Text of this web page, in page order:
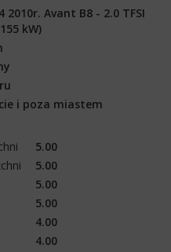
2010r. Avant B8 - 2.0 TFSI
kW)
i poza miastem
5.00
5.00
5.00
5.00
4.00
4.00